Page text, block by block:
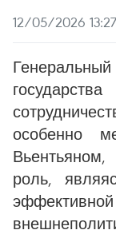
12/05/2026 13:27
особенно
роль,